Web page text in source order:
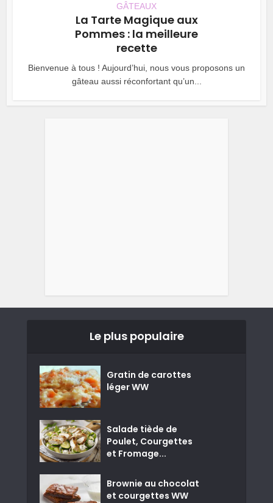
GÂTEAUX
La Tarte Magique aux
Pommes : la meilleure
recette
Bienvenue à tous ! Aujourd’hui, nous vous proposons un
gâteau aussi réconfortant qu’un...
Le plus populaire
Gratin de carottes
léger WW
Salade tiède de
Poulet, Courgettes
et Fromage...
Brownie au chocolat
et courgettes WW